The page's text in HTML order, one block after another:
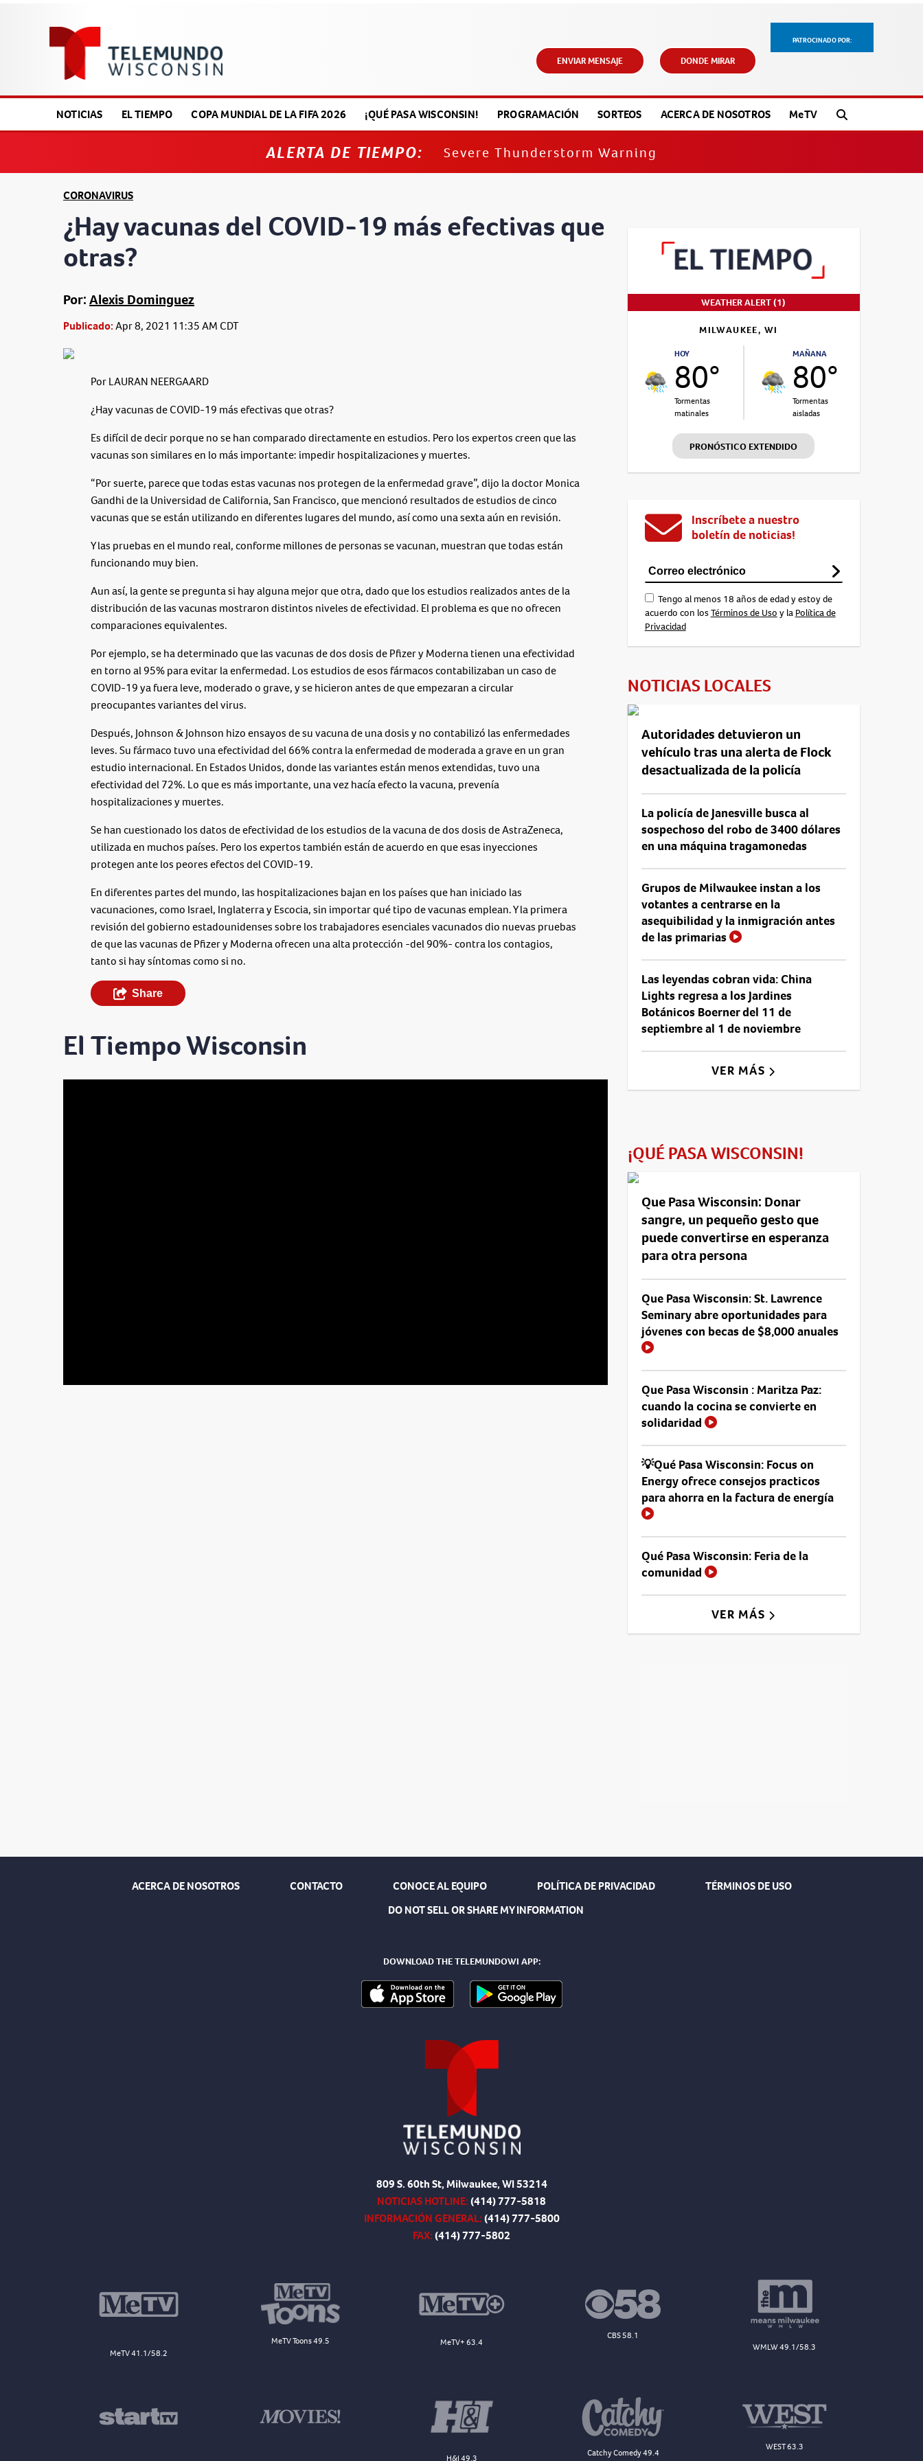
PATROCINADO POR:
ENVIAR MENSAJE DONDE MIRAR
NOTICIAS EL TIEMPO COPA MUNDIAL DE LA FIFA 2026 ¡QUÉ PASA WISCONSIN! PROGRAMACIÓN SORTEOS ACERCA DE NOSOTROS MeTV
ALERTA DE TIEMPO: Severe Thunderstorm Warning
CORONAVIRUS
¿Hay vacunas del COVID-19 más efectivas que
otras?
Por:Alexis Dominguez
Publicado:Apr 8, 2021 11:35 AM CDT
Por LAURAN NEERGAARD
¿Hay vacunas de COVID-19 más efectivas que otras?
Es difícil de decir porque no se han comparado directamente en estudios. Pero los expertos creen que las
vacunas son similares en lo más importante: impedir hospitalizaciones y muertes.
“Por suerte, parece que todas estas vacunas nos protegen de la enfermedad grave”, dijo la doctor Monica
Gandhi de la Universidad de California, San Francisco, que mencionó resultados de estudios de cinco
vacunas que se están utilizando en diferentes lugares del mundo, así como una sexta aún en revisión.
Y las pruebas en el mundo real, conforme millones de personas se vacunan, muestran que todas están
funcionando muy bien.
Aun así, la gente se pregunta si hay alguna mejor que otra, dado que los estudios realizados antes de la
distribución de las vacunas mostraron distintos niveles de efectividad. El problema es que no ofrecen
comparaciones equivalentes.
Por ejemplo, se ha determinado que las vacunas de dos dosis de Pfizer y Moderna tienen una efectividad
en torno al 95% para evitar la enfermedad. Los estudios de esos fármacos contabilizaban un caso de
COVID-19 ya fuera leve, moderado o grave, y se hicieron antes de que empezaran a circular
preocupantes variantes del virus.
Después, Johnson & Johnson hizo ensayos de su vacuna de una dosis y no contabilizó las enfermedades
leves. Su fármaco tuvo una efectividad del 66% contra la enfermedad de moderada a grave en un gran
estudio internacional. En Estados Unidos, donde las variantes están menos extendidas, tuvo una
efectividad del 72%. Lo que es más importante, una vez hacía efecto la vacuna, prevenía
hospitalizaciones y muertes.
Se han cuestionado los datos de efectividad de los estudios de la vacuna de dos dosis de AstraZeneca,
utilizada en muchos países. Pero los expertos también están de acuerdo en que esas inyecciones
protegen ante los peores efectos del COVID-19.
En diferentes partes del mundo, las hospitalizaciones bajan en los países que han iniciado las
vacunaciones, como Israel, Inglaterra y Escocia, sin importar qué tipo de vacunas emplean. Y la primera
revisión del gobierno estadounidenses sobre los trabajadores esenciales vacunados dio nuevas pruebas
de que las vacunas de Pfizer y Moderna ofrecen una alta protección -del 90%- contra los contagios,
tanto si hay síntomas como si no.
Share
El Tiempo Wisconsin
WEATHER ALERT (1)
MILWAUKEE, WI
HOY
80°
Tormentas
matinales
MAÑANA
80°
Tormentas
aisladas
PRONÓSTICO EXTENDIDO
Inscríbete a nuestro
boletín de noticias!
Tengo al menos 18 años de edad y estoy de
acuerdo con losTérminos de Uso y la Política de
Privacidad
NOTICIAS LOCALES
Autoridades detuvieron un
vehículo tras una alerta de Flock
desactualizada de la policía
La policía de Janesville busca al
sospechoso del robo de 3400 dólares
en una máquina tragamonedas
Grupos de Milwaukee instan a los
votantes a centrarse en la
asequibilidad y la inmigración antes
de las primarias
Las leyendas cobran vida: China
Lights regresa a los Jardines
Botánicos Boerner del 11 de
septiembre al 1 de noviembre
VER MÁS
¡QUÉ PASA WISCONSIN!
Que Pasa Wisconsin: Donar
sangre, un pequeño gesto que
puede convertirse en esperanza
para otra persona
Que Pasa Wisconsin: St. Lawrence
Seminary abre oportunidades para
jóvenes con becas de $8,000 anuales
Que Pasa Wisconsin : Maritza Paz:
cuando la cocina se convierte en
solidaridad
💡Qué Pasa Wisconsin: Focus on
Energy ofrece consejos practicos
para ahorra en la factura de energía
Qué Pasa Wisconsin: Feria de la
comunidad
VER MÁS
ACERCA DE NOSOTROS CONTACTO CONOCE AL EQUIPO POLÍTICA DE PRIVACIDAD
TÉRMINOS DE USO
DO NOT SELL OR SHARE MY INFORMATION
DOWNLOAD THE TELEMUNDOWI APP:
809 S. 60th St, Milwaukee, WI 53214
NOTICIAS HOTLINE:(414) 777-5818
INFORMACIÓN GENERAL:(414) 777-5800
FAX:(414) 777-5802
MeTV 41.1/58.2
MeTV Toons 49.5 MeTV+ 63.4
CBS 58.1
WMLW 49.1/58.3
H&I 49.3
Catchy Comedy 49.4
WEST 63.3